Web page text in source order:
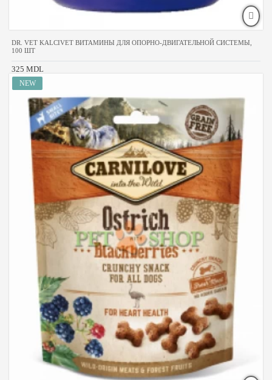
DR. VET KALCIVET ВИТАМИНЫ ДЛЯ ОПОРНО-ДВИГАТЕЛЬНОЙ СИСТЕМЫ,
100 ШТ
325 MDL